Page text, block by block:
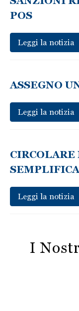
POS
Leggi la notizia
ASSEGNO
Leggi la notizia
CIRCOLARE
Leggi la notizia
I